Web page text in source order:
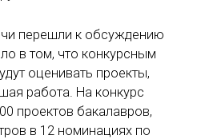
перешли к обсуждению
в том, что конкурсным
оценивать проекты,
работа. На конкурс
проектов бакалавров,
в 12 номинациях по